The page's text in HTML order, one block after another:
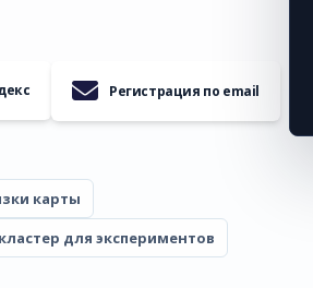
Регистрация по email
карты
для экспериментов